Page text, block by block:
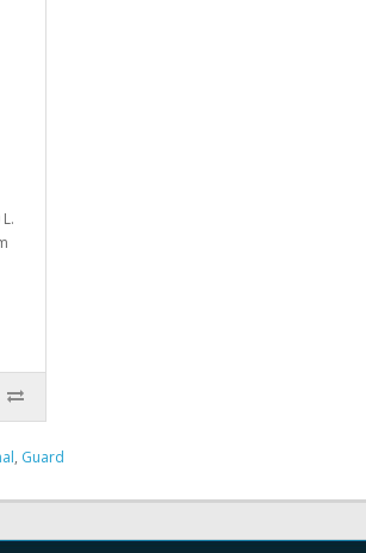
, Guard